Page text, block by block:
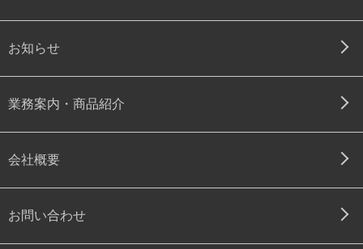
お知らせ
業務案内・商品紹介
会社概要
お問い合わせ